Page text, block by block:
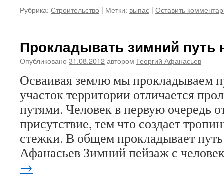
Рубрика: Строительство | Метки: выпас | Оставить
Прокладывать зимний путь
Опубликовано 31.08.2012автором Георгий Афанасьев
Осваивая землю мы прокладываем
участок территории отличается
путями. Человек в первую очередь
присутствие, тем что создает
стежки. В общем прокладывает
Афанасьев Зимний пейзаж с
→